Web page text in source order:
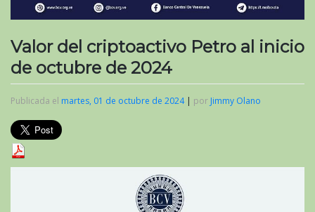
Valor del criptoactivo Petro al inicio
de octubre de 2024
Publicada el martes, 01 de octubre de 2024| por Jimmy Olano